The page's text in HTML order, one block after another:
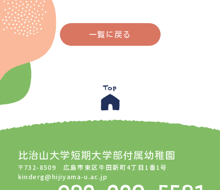
一覧に戻る
比治山大学短期大学部付属幼稚園
〒732-8509 広島市東区牛田新町4丁目1番1号
kinderg@hijiyama-u.ac.jp